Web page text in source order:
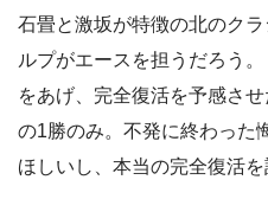
石畳と激坂が特徴の北のク
ルプがエースを担うだろう
をあげ、完全復活を予感さ
の1勝のみ。不発に終わった
ほしいし、本当の完全復活を